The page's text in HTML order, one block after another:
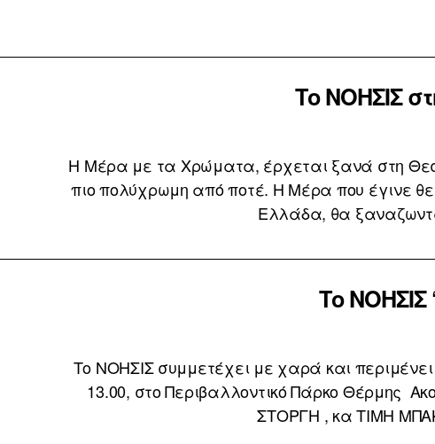
Το ΝΟΗΣΙΣ
Η Μέρα με τα Χρώματα, έρχεται ξανά στη
πιο πολύχρωμη από ποτέ. Η Μέρα που έγινε
Ελλάδα, θα
Το ΝΟΗΣΙΣ
Το ΝΟΗΣΙΣ συμμετέχει με χαρά και περιμένει
13.00, στο Περιβαλλοντικό Πάρκο Θέρμης
ΣΤΟΡΓΗ , κα ΤΙΜΗ